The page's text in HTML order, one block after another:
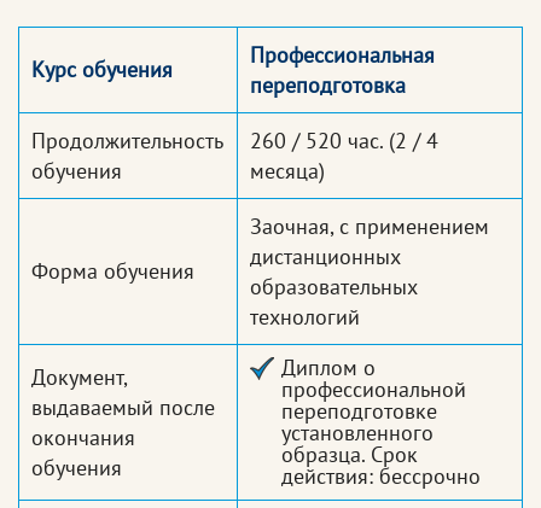
Курс обучения
Профессиональная
переподготовка
Продолжительность
обучения
260 / 520 час. (2 / 4
месяца)
Форма обучения
Заочная, с применением
дистанционных
образовательных
технологий
Документ,
выдаваемый после
окончания
обучения
Диплом о
профессиональной
переподготовке
установленного
образца. Срок
действия: бессрочно